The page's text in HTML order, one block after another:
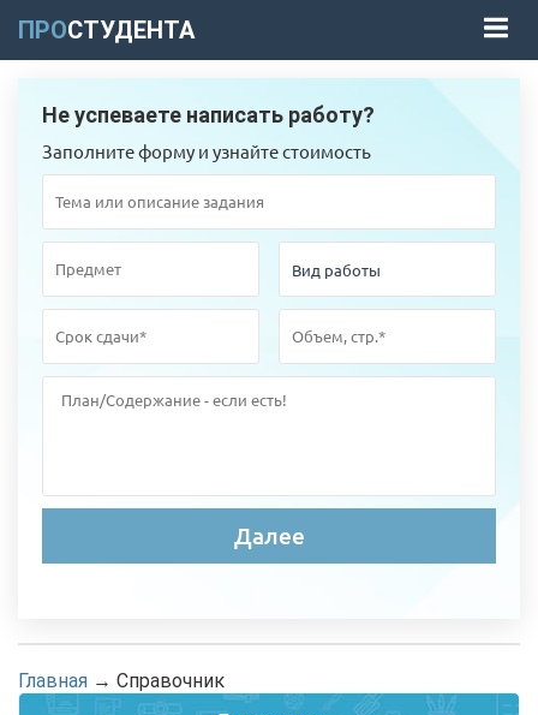
ПРОСТУДЕНТА
Не успеваете написать работу?
Заполните форму и узнайте стоимость
Главная → Справочник